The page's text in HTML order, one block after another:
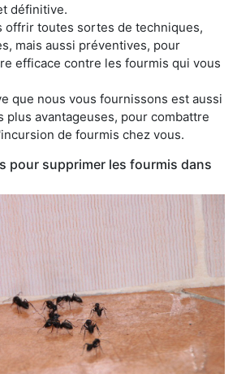
définitive.
offrir toutes sortes de techniques,
mais aussi préventives, pour
efficace contre les fourmis qui vous
que nous vous fournissons est aussi
plus avantageuses, pour combattre
de fourmis chez vous.
pour supprimer les fourmis dans